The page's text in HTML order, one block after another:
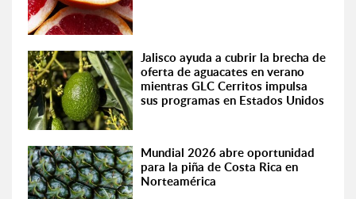
Jalisco ayuda a cubrir la brecha de
oferta de aguacates en verano
mientras GLC Cerritos impulsa
sus programas en Estados Unidos
Mundial 2026 abre oportunidad
para la piña de Costa Rica en
Norteamérica